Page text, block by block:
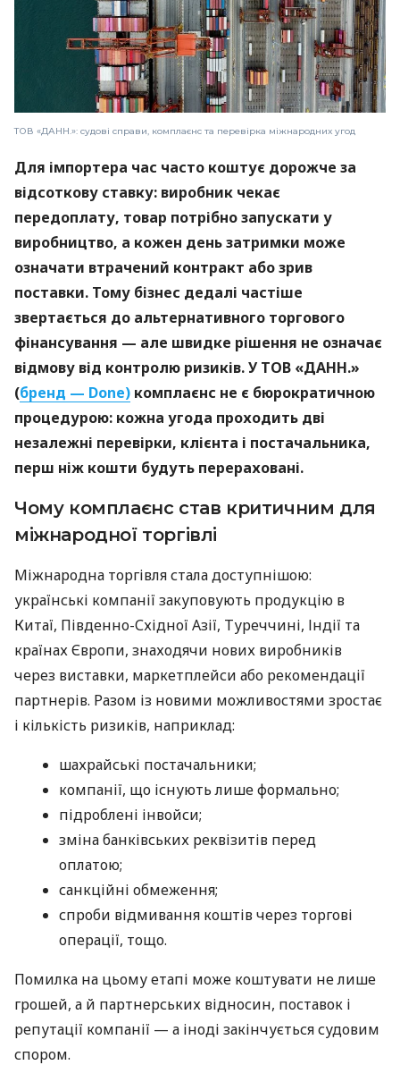
ТОВ «ДАНН.»: судові справи, комплаєнс та перевірка міжнародних угод
Для імпортера час часто коштує дорожче за
відсоткову ставку: виробник чекає
передоплату, товар потрібно запускати у
виробництво, а кожен день затримки може
означати втрачений контракт або зрив
поставки. Тому бізнес дедалі частіше
звертається до альтернативного торгового
фінансування — але швидке рішення не означає
відмову від контролю ризиків. У ТОВ «ДАНН.»
(бренд — Done) комплаєнс не є бюрократичною
процедурою: кожна угода проходить дві
незалежні перевірки, клієнта і постачальника,
перш ніж кошти будуть перераховані.
Чому комплаєнс став критичним для
міжнародної торгівлі
Міжнародна торгівля стала доступнішою:
українські компанії закуповують продукцію в
Китаї, Південно-Східної Азії, Туреччині, Індії та
країнах Європи, знаходячи нових виробників
через виставки, маркетплейси або рекомендації
партнерів. Разом із новими можливостями зростає
і кількість ризиків, наприклад:
шахрайські постачальники;
компанії, що існують лише формально;
підроблені інвойси;
зміна банківських реквізитів перед
оплатою;
санкційні обмеження;
спроби відмивання коштів через торгові
операції, тощо.
Помилка на цьому етапі може коштувати не лише
грошей, а й партнерських відносин, поставок і
репутації компанії — а іноді закінчується судовим
спором.